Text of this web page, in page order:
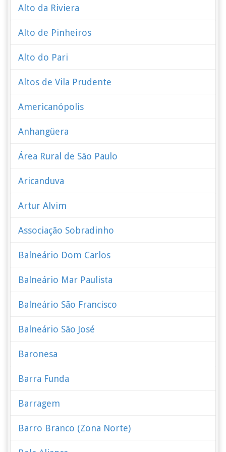
Alto da Riviera
Alto de Pinheiros
Alto do Pari
Altos de Vila Prudente
Americanópolis
Anhangüera
Área Rural de São Paulo
Aricanduva
Artur Alvim
Associação Sobradinho
Balneário Dom Carlos
Balneário Mar Paulista
Balneário São Francisco
Balneário São José
Baronesa
Barra Funda
Barragem
Barro Branco (Zona Norte)